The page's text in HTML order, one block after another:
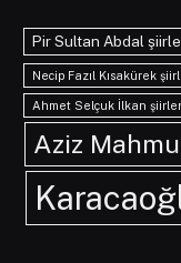
Pir Sultan Abdal
Necip Fazıl Kısakürek
Ahmet Selçuk İlkan
Aziz